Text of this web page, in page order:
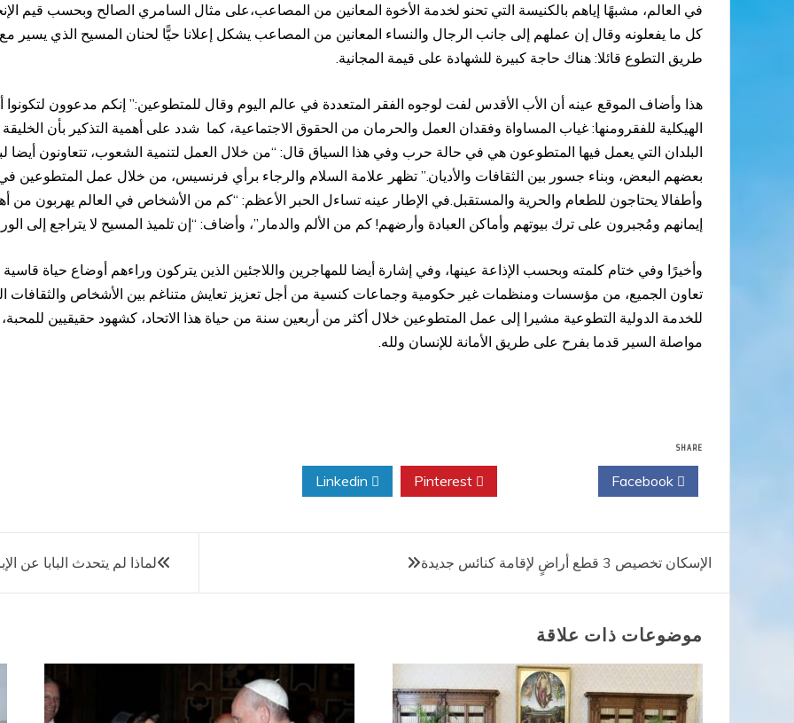
في العالم، مشبهًا إياهم بالكنيسة التي تحنو لخدمة الأخوة المعانين من المصاعب،على مثال السامري الصالح وبحسب
كل ما يفعلونه وقال إن عملهم إلى جانب الرجال والنساء المعانين من المصاعب يشكل إعلانا حيًّا لحنان المسيح الذي
طريق التطوع قائلا: هناك حاجة كبيرة للشهادة على قيمة المجانية.
هذا وأضاف الموقع عينه أن الأب الأقدس لفت لوجوه الفقر المتعددة في عالم اليوم وقال للمتطوعين:” إنكم مدعوون لتكونوا
الهيكلية للفقرومنها: غياب المساواة وفقدان العمل والحرمان من الحقوق الاجتماعية، كما شدد على أهمية التذكير بأن
البلدان التي يعمل فيها المتطوعون هي في حالة حرب وفي هذا السياق قال: “من خلال العمل لتنمية الشعوب، تتعاونون
بعضهم البعض، وبناء جسور بين الثقافات والأديان.” تظهر علامة السلام والرجاء برأي فرنسيس، من خلال عمل المتطوعين
وأطفالا يحتاجون للطعام والحرية والمستقبل.في الإطار عينه تساءل الحبر الأعظم: “كم من الأشخاص في العالم
إيمانهم ومُجبرون على ترك بيوتهم وأماكن العبادة وأرضهم! كم من الألم والدمار”، وأضاف: “إن تلميذ المسيح لا يتراجع إلى
وأخيرًا وفي ختام كلمته وبحسب الإذاعة عينها، وفي إشارة أيضا للمهاجرين واللاجئين الذين يتركون وراءهم أوضاع حياة
تعاون الجميع، من مؤسسات ومنظمات غير حكومية وجماعات كنسية من أجل تعزيز تعايش متناغم بين الأشخاص والثقافات
للخدمة الدولية التطوعية مشيرا إلى عمل المتطوعين خلال أكثر من أربعين سنة من حياة هذا الاتحاد، كشهود حقيقيين
مواصلة السير قدما بفرح على طريق الأمانة للإنسان ولله.
SHARE
تصفّح
المقالات
لماذا لم يتحدث البابا عن الإسكان تخصيص 3 قطع أراضٍ لإقامة كنائس جديدة
موضوعات ذات علاقة